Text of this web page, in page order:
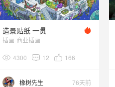
造景贴纸 一贯
插画-商业插画
4300 12 166
橡树先生 76天前